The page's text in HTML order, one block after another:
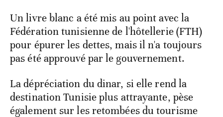
Un livre blanc a été mis au point avec la
Fédération tunisienne de l'hôtellerie (FTH)
pour épurer les dettes, mais il n'a toujours
pas été approuvé par le gouvernement.
La dépréciation du dinar, si elle rend la
destination Tunisie plus attrayante, pèse
également sur les retombées du tourisme